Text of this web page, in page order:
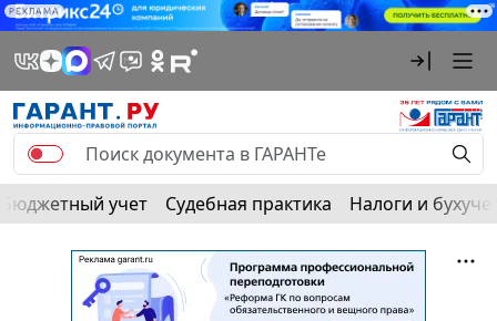
РЕКЛАМА
Бюджетный учет Судебная практика Налоги и